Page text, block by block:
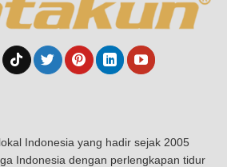
Indonesia yang hadir sejak 2005
Indonesia dengan perlengkapan tidur